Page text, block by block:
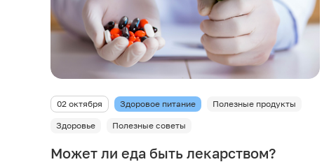
02 октября Здоровое питание Полезные продукты
Здоровье Полезные советы
Может ли еда быть лекарством?